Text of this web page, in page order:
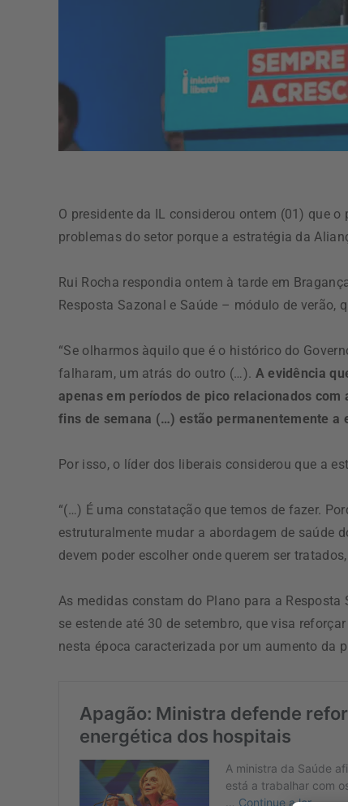
O presidente da IL considerou ontem (01) que
problemas do setor porque a estratégia da
Rui Rocha respondia ontem à tarde em
Resposta Sazonal e Saúde – módulo de verão,
“Se olharmos àquilo que é o histórico do
falharam, um atrás do outro (…). A evidência
apenas em períodos de pico relacionados
fins de semana (…) estão permanentemente a
Por isso, o líder dos liberais considerou que a
“(…) É uma constatação que temos de fazer.
estruturalmente mudar a abordagem de saúde
devem poder escolher onde querem ser
As medidas constam do Plano para a
se estende até 30 de setembro, que visa
nesta época caracterizada por um aumento da